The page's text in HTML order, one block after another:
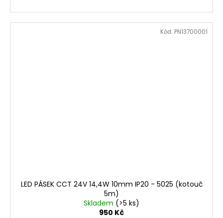
LED PÁSEK CCT 24V 14,4W 10mm IP20 - 5025 (kotouč
5m)
Skladem (>5 ks)
950 Kč
Kód: PN13700001